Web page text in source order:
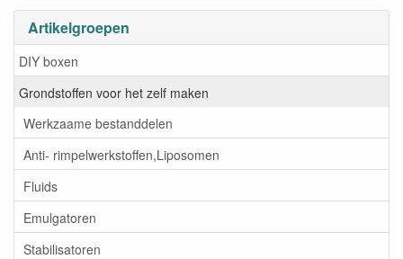
Artikelgroepen
DIY boxen
Grondstoffen voor het zelf maken
Werkzaame bestanddelen
Anti- rimpelwerkstoffen,Liposomen
Fluids
Emulgatoren
Stabilisatoren